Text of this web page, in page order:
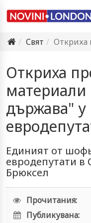
Свят
Откриха
Откриха
държава"
Единият от
евродепутати в
Брюксел
Прочитания:
Публикувана: